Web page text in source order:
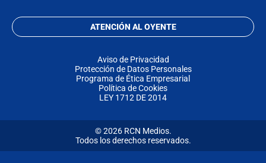
ATENCIÓN AL OYENTE
Aviso de Privacidad
Protección de Datos Personales
Programa de Ética Empresarial
Política de Cookies
LEY 1712 DE 2014
© 2026 RCN Medios.
Todos los derechos reservados.